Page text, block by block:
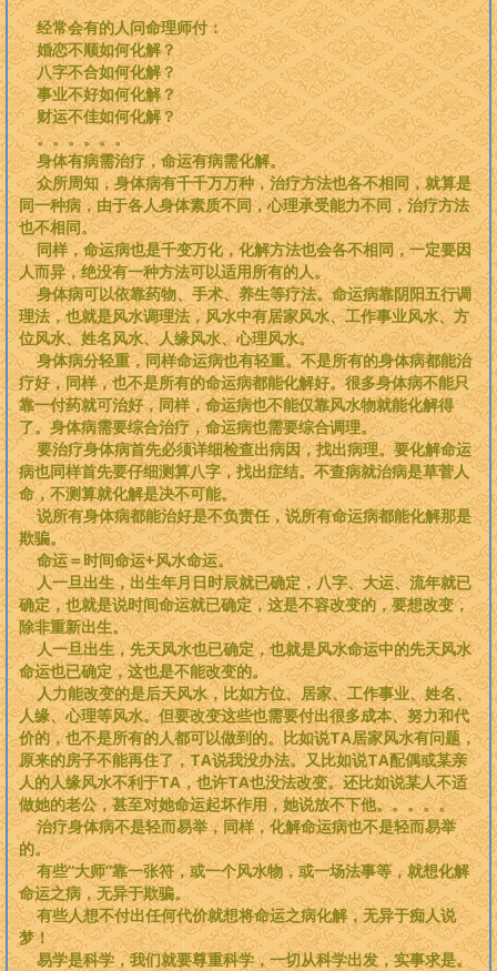
健身医学
基元学网
经常会有的人问命理师付：
婚恋不顺如何化解？
八字不合如何化解？
事业不好如何化解？
财运不佳如何化解？
。。。。。。
身体有病需治疗，命运有病需化解。
众所周知，身体病有千千万万种，治疗方法也各不相同，就算是
同一种病，由于各人身体素质不同，心理承受能力不同，治疗方法
也不相同。
同样，命运病也是千变万化，化解方法也会各不相同，一定要因
人而异，绝没有一种方法可以适用所有的人。
身体病可以依靠药物、手术、养生等疗法。命运病靠阴阳五行调
理法，也就是风水调理法，风水中有居家风水、工作事业风水、方
位风水、姓名风水、人缘风水、心理风水。
身体病分轻重，同样命运病也有轻重。不是所有的身体病都能治
疗好，同样，也不是所有的命运病都能化解好。很多身体病不能只
靠一付药就可治好，同样，命运病也不能仅靠风水物就能化解得
了。身体病需要综合治疗，命运病也需要综合调理。
要治疗身体病首先必须详细检查出病因，找出病理。要化解命运
病也同样首先要仔细测算八字，找出症结。不查病就治病是草菅人
命，不测算就化解是决不可能。
说所有身体病都能治好是不负责任，说所有命运病都能化解那是
欺骗。
命运＝时间命运+风水命运。
人一旦出生，出生年月日时辰就已确定，八字、大运、流年就已
确定，也就是说时间命运就已确定，这是不容改变的，要想改变，
除非重新出生。
人一旦出生，先天风水也已确定，也就是风水命运中的先天风水
命运也已确定，这也是不能改变的。
人力能改变的是后天风水，比如方位、居家、工作事业、姓名、
人缘、心理等风水。但要改变这些也需要付出很多成本、努力和代
价的，也不是所有的人都可以做到的。比如说TA居家风水有问题，
原来的房子不能再住了，TA说我没办法。又比如说TA配偶或某亲
人的人缘风水不利于TA，也许TA也没法改变。还比如说某人不适
做她的老公，甚至对她命运起坏作用，她说放不下他。。。。。
治疗身体病不是轻而易举，同样，化解命运病也不是轻而易举
的。
有些“大师”靠一张符，或一个风水物，或一场法事等，就想化解
命运之病，无异于欺骗。
有些人想不付出任何代价就想将命运之病化解，无异于痴人说
梦！
易学是科学，我们就要尊重科学，一切从科学出发，实事求是。